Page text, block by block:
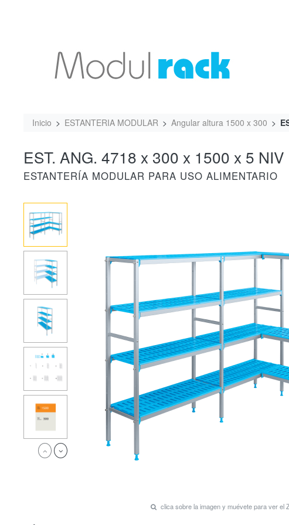
Inicio ESTANTERIA MODULAR Angular altura 1500 x 300
EST. ANG. 4718 x 300 x 1500 x 5 NIV
ESTANTERÍA MODULAR PARA USO ALIMENTARIO
clica sobre la imagen y muévete para ver el